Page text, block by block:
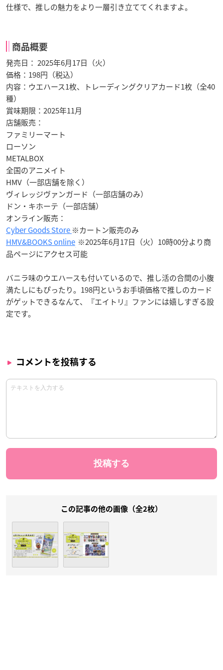
仕様で、推しの魅力をより一層引き立ててくれますよ。
商品概要
発売日： 2025年6月17日（火）
価格：198円（税込）
内容：ウエハース1枚、トレーディングクリアカード1枚（全40
種）
賞味期限：2025年11月
店舗販売：
ファミリーマート
ローソン
METALBOX
全国のアニメイト
HMV（一部店舗を除く）
ヴィレッジヴァンガード（一部店舗のみ）
ドン・キホーテ（一部店舗）
オンライン販売：
Cyber Goods Store ※カートン販売のみ
HMV&BOOKS online ※2025年6月17日（火）10時00分より商
品ページにアクセス可能
バニラ味のウエハースも付いているので、推し活の合間の小腹
満たしにもぴったり。198円というお手頃価格で推しのカード
がゲットできるなんて、『エイトリ』ファンには嬉しすぎる設
定です。
コメントを投稿する
この記事の他の画像（全2枚）